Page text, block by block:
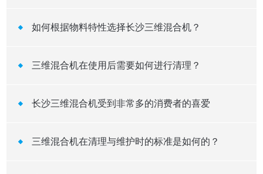
如何根据物料特性选择长沙三维混合机？
三维混合机在使用后需要如何进行清理？
长沙三维混合机受到非常多的消费者的喜爱
三维混合机在清理与维护时的标准是如何的？